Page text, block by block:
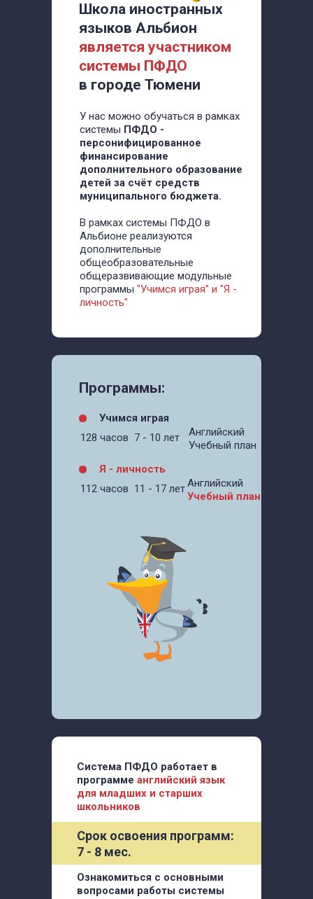
Школа иностранных
языков Альбион
является участником
системы ПФДО
в городе Тюмени
Программы:
Ознакомиться с основными
вопросами работы системы
У нас можно обучаться в рамках
системы ПФДО -
персонифицированное
финансирование
дополнительного образование
детей за счёт средств
муниципального бюджета.
В рамках системы ПФДО в
Альбионе реализуются
дополнительные
общеобразовательные
общеразвивающие модульные
программы "Учимся играя" и "Я -
личность"
Срок освоения программ:
7 - 8 мес.
Система ПФДО работает в
программе английский язык
для младших и старших
школьников
Учимся играя
128 часов 7 - 10 лет
Английский
Учебный план
Я - личность
112 часов 11 - 17 летАнглийский
Учебный план